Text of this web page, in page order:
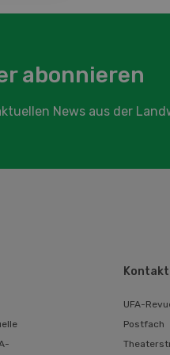
abonnieren
News aus der
UFA-
Postfach